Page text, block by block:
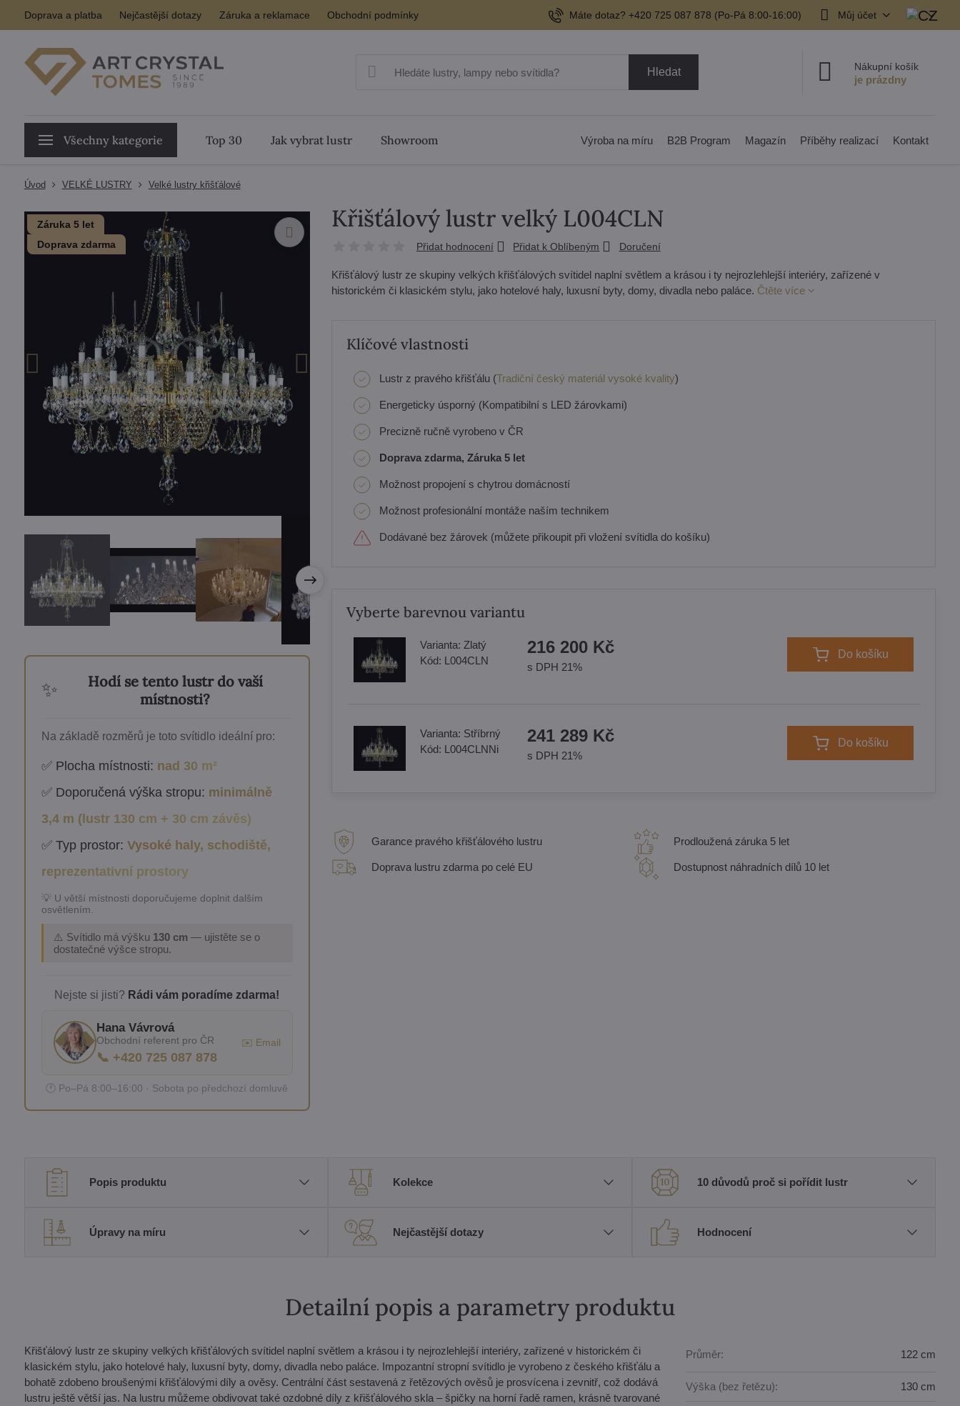
Doprava a platba Nejčastější dotazy Záruka a reklamace Obchodní podmínky Máte dotaz? +420 725 087 878​ (Po-Pá 8:00-16:00) Můj účet
Hledat Nákupní košík
Všechny kategorie Top 30 Jak vybrat lustr Showroom Výroba na míru B2B Program Magazín Příběhy realizací Kontakt
Úvod VELKÉ LUSTRY Velké lustry křišťálové
Záruka 5 let
Doprava zdarma
✨
Hodí se tento lustr do vaší
místnosti?
Na základě rozměrů je toto svítidlo ideální pro:
✅ Plocha místnosti: nad 30 m²
✅ Doporučená výška stropu: minimálně
3,4 m (lustr 130 cm + 30 cm závěs)
✅ Typ prostor: Vysoké haly, schodiště,
reprezentativní prostory
💡 U větší místnosti doporučujeme doplnit dalším
osvětlením.
⚠️ Svítidlo má výšku 130 cm— ujistěte se o
dostatečné výšce stropu.
Nejste si jisti? Rádi vám poradíme zdarma!
Hana Vávrová
Obchodní referent pro ČR
📞 +420 725 087 878
✉️ Email
🕐 Po–Pá 8:00–16:00 · Sobota po předchozí domluvě
Křišťálový lustr velký L004CLN
Přidat hodnocení Přidat k Oblíbeným Doručení
Křišťálový lustr ze skupiny velkých křišťálových svítidel naplní světlem a krásou i ty nejrozlehlejší interiéry, zařízené v
historickém či klasickém stylu, jako hotelové haly, luxusní byty, domy, divadla nebo paláce. Čtěte více
Klíčové vlastnosti
Lustr z pravého křišťálu (Tradiční český materiál vysoké kvality)
Energeticky úsporný (Kompatibilní s LED žárovkami)
Precizně ručně vyrobeno v ČR
Doprava zdarma, Záruka 5 let
Možnost propojení s chytrou domácností
Možnost profesionální montáže naším technikem
Dodávané bez žárovek (můžete přikoupit při vložení svítidla do košíku)
Vyberte barevnou variantu
Varianta: Zlatý
Kód: L004CLN
216 200 Kč
s DPH 21%
Do košíku
Varianta: Stříbrný
Kód: L004CLNNi
241 289 Kč
s DPH 21%
Do košíku
Garance pravého křišťálového lustru
Doprava lustru zdarma po celé EU
Prodloužená záruka 5 let
Dostupnost náhradních dílů 10 let
Popis produktu Kolekce 10 důvodů proč si pořídit lustr
Úpravy na míru Nejčastější dotazy Hodnocení
Detailní popis a parametry produktu
Křišťálový lustr ze skupiny velkých křišťálových svítidel naplní světlem a krásou i ty nejrozlehlejší interiéry, zařízené v historickém či
klasickém stylu, jako hotelové haly, luxusní byty, domy, divadla nebo paláce. Impozantní stropní svítidlo je vyrobeno z českého křišťálu a
bohatě zdobeno broušenými křišťálovými díly a ověsy. Centrální část sestavená z řetězových ověsů je prosvícena i zevnitř, což dodává
lustru ještě větší jas. Na lustru můžeme obdivovat také ozdobné díly z křišťálového skla – špičky na horní řadě ramen, krásně tvarované
Průměr: 122 cm
Výška (bez řetězu): 130 cm